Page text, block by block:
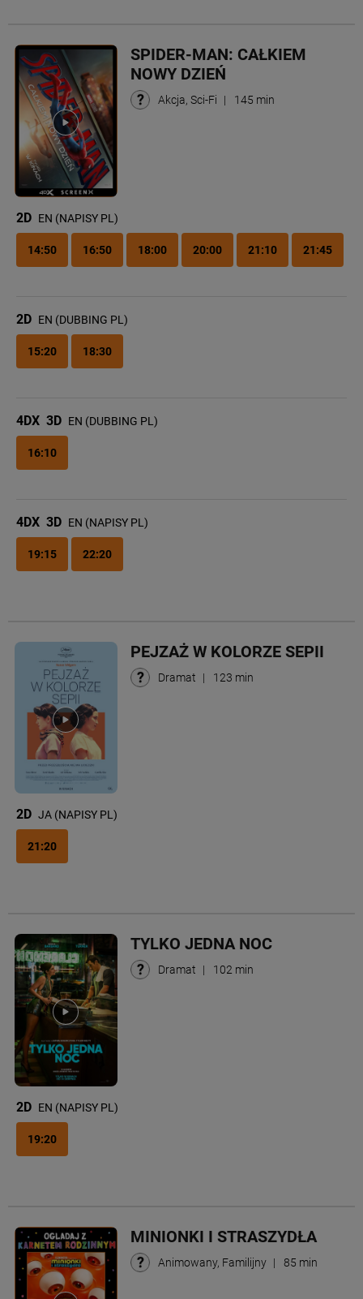
SPIDER-MAN: CAŁKIEM
NOWY DZIEŃ
Akcja, Sci-Fi | 145 min
2D EN (NAPISY PL)
14:50 16:50 18:00 20:00 21:10 21:45
2D EN (DUBBING PL)
15:20 18:30
4DX 3D EN (DUBBING PL)
16:10
4DX 3D EN (NAPISY PL)
19:15 22:20
PEJZAŻ W KOLORZE SEPII
Dramat | 123 min
2D JA (NAPISY PL)
21:20
TYLKO JEDNA NOC
Dramat | 102 min
2D EN (NAPISY PL)
19:20
MINIONKI I STRASZYDŁA
Animowany, Familijny | 85 min